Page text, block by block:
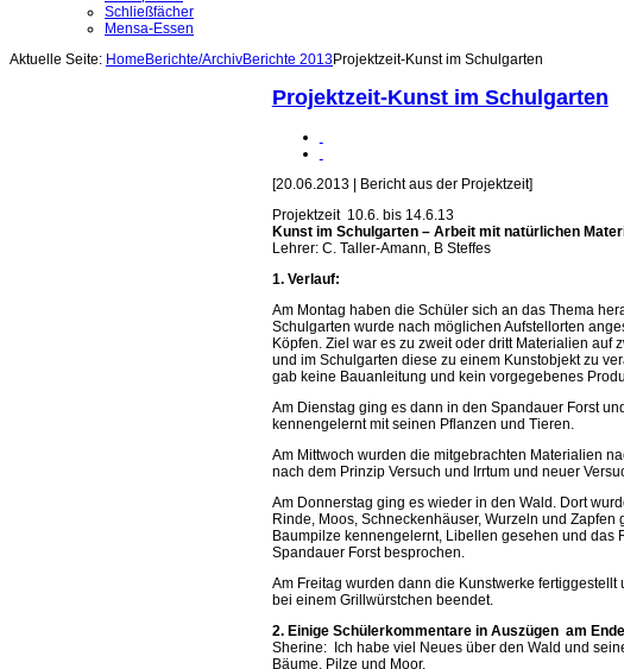
Schließfächer
Mensa-Essen
Aktuelle Seite: Home Berichte/ArchivBerichte 2013Projektzeit-Kunst im Schulgarten
Projektzeit-Kunst im Schulgarten
[20.06.2013 | Bericht aus der Projektzeit]
Projektzeit 10.6. bis 14.6.13
Kunst im Schulgarten – Arbeit mit natürlichen
Lehrer: C. Taller-Amann, B Steffes
1. Verlauf:
Am Montag haben die Schüler sich an das Thema
Schulgarten wurde nach möglichen Aufstellorten
Köpfen. Ziel war es zu zweit oder dritt Materialien
und im Schulgarten diese zu einem Kunstobjekt zu
gab keine Bauanleitung und kein vorgegebenes
Am Dienstag ging es dann in den Spandauer Forst
kennengelernt mit seinen Pflanzen und Tieren.
Am Mittwoch wurden die mitgebrachten Materialien
nach dem Prinzip Versuch und Irrtum und neuer
Am Donnerstag ging es wieder in den Wald. Dort
Rinde, Moos, Schneckenhäuser, Wurzeln und
Baumpilze kennengelernt, Libellen gesehen und
Spandauer Forst besprochen.
Am Freitag wurden dann die Kunstwerke
bei einem Grillwürstchen beendet.
2. Einige Schülerkommentare in Auszügen am
Sherine: Ich habe viel Neues über den Wald und
Bäume, Pilze und Moor.